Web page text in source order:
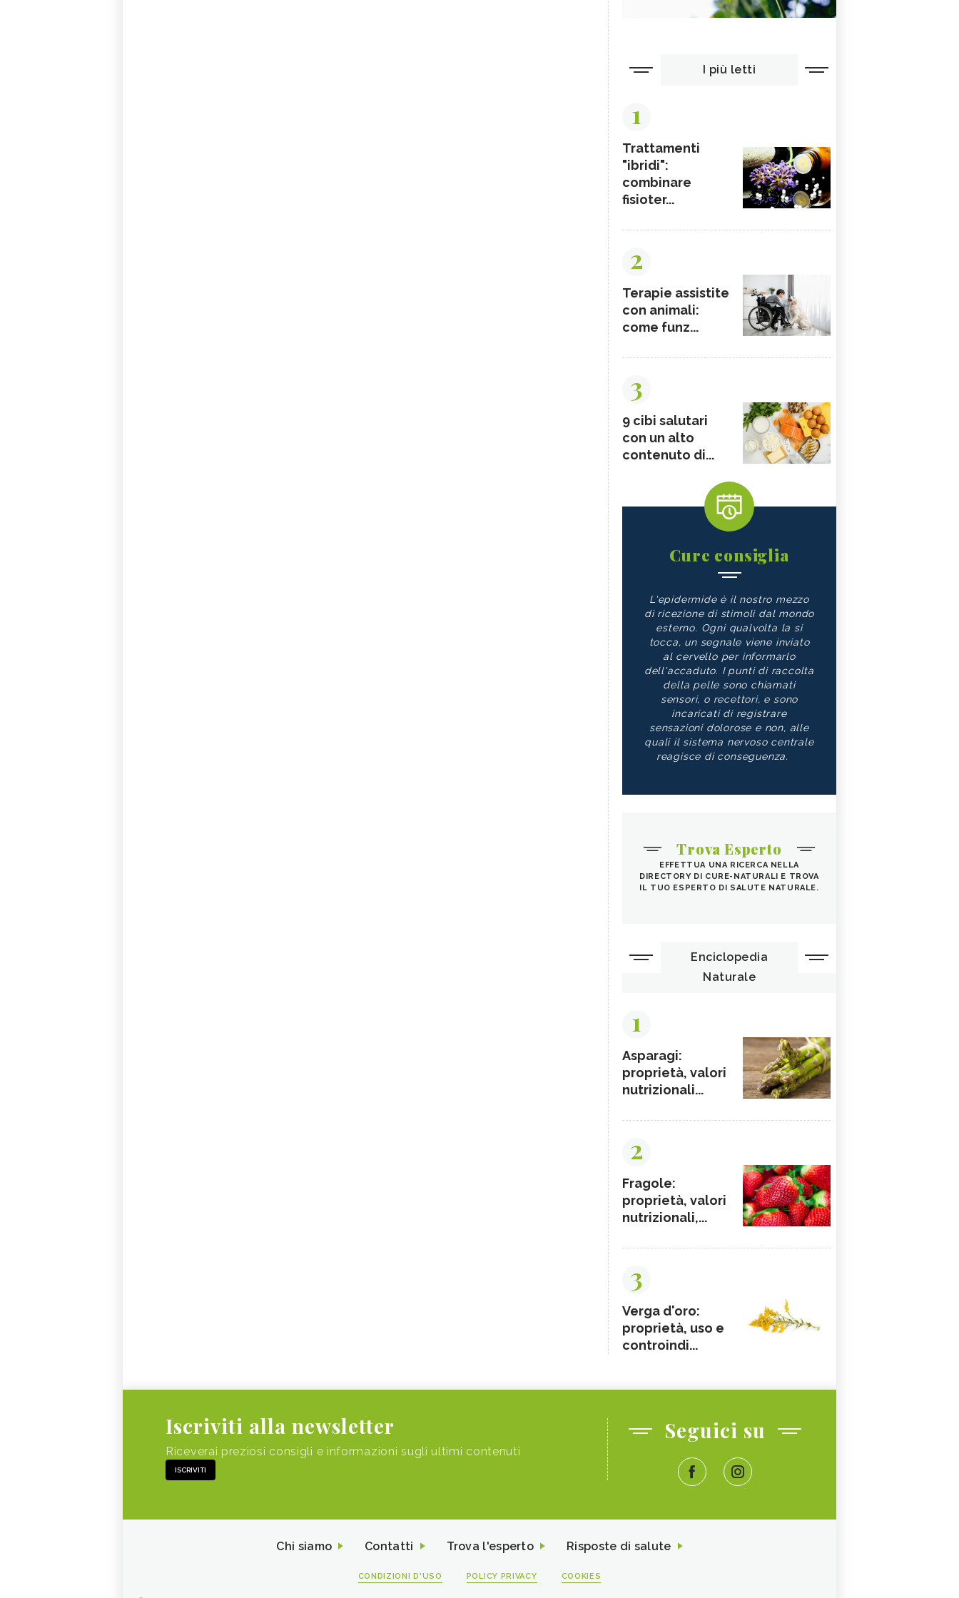
I più letti
1
Trattamenti
"ibridi":
combinare
fisioter...
2
Terapie assistite
con animali:
come funz...
3
9 cibi salutari
con un alto
contenuto di...
Cure consiglia
L'epidermide è il nostro mezzo
di ricezione di stimoli dal mondo
esterno. Ogni qualvolta la si
tocca, un segnale viene inviato
al cervello per informarlo
dell'accaduto. I punti di raccolta
della pelle sono chiamati
sensori, o recettori, e sono
incaricati di registrare
sensazioni dolorose e non, alle
quali il sistema nervoso centrale
reagisce di conseguenza.
Trova Esperto
EFFETTUA UNA RICERCA NELLA
DIRECTORY DI CURE-NATURALI E TROVA
IL TUO ESPERTO DI SALUTE NATURALE.
Enciclopedia
Naturale
1
Asparagi:
proprietà, valori
nutrizionali...
2
Fragole:
proprietà, valori
nutrizionali,...
3
Verga d'oro:
proprietà, uso e
controindi...
Iscriviti alla newsletter
Riceverai preziosi consigli e informazioni sugli ultimi contenuti
ISCRIVITI
Seguici su
Chi siamo Contatti Trova l'esperto Risposte di salute
CONDIZIONI D'USO POLICY PRIVACY COOKIES